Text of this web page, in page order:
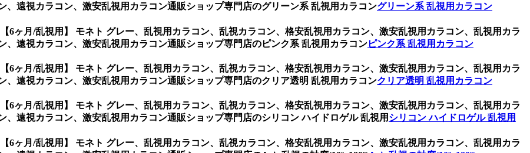
、遠視カラコン、激安乱視用カラコン通販ショップ専門店のグリーン系 乱視用カラコングリーン系 乱視用カラコン
【6ヶ月/乱視用】 モネト グレー、乱視用カラコン、乱視カラコン、格安乱視用カラコン、激安乱視用カラコン、乱視用カラ
、遠視カラコン、激安乱視用カラコン通販ショップ専門店のピンク系 乱視用カラコンピンク系 乱視用カラコン
【6ヶ月/乱視用】 モネト グレー、乱視用カラコン、乱視カラコン、格安乱視用カラコン、激安乱視用カラコン、乱視用カラ
、遠視カラコン、激安乱視用カラコン通販ショップ専門店のクリア透明 乱視用カラコンクリア透明 乱視用カラコン
【6ヶ月/乱視用】 モネト グレー、乱視用カラコン、乱視カラコン、格安乱視用カラコン、激安乱視用カラコン、乱視用カラ
遠視カラコン、激安乱視用カラコン通販ショップ専門店のシリコン ハイドロゲル 乱視用 シリコン ハイドロゲル 乱視用
【6ヶ月/乱視用】 モネト グレー、乱視用カラコン、乱視カラコン、格安乱視用カラコン、激安乱視用カラコン、乱視用カラ